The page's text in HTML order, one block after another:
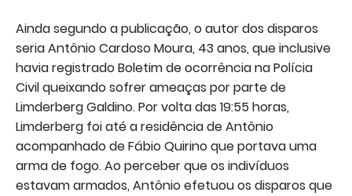
Ainda segundo a publicação, o autor dos disparos
seria Antônio Cardoso Moura, 43 anos, que inclusive
havia registrado Boletim de ocorrência na Polícia
Civil queixando sofrer ameaças por parte de
Limderberg Galdino. Por volta das 19:55 horas,
Limderberg foi até a residência de Antônio
acompanhado de Fábio Quirino que portava uma
arma de fogo. Ao perceber que os indivíduos
estavam armados, Antônio efetuou os disparos que